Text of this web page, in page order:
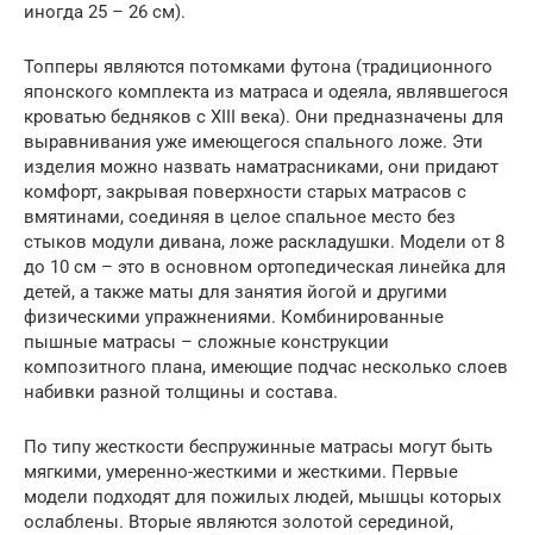
иногда 25 – 26 см).
Топперы являются потомками футона (традиционного
японского комплекта из матраса и одеяла, являвшегося
кроватью бедняков с XIII века). Они предназначены для
выравнивания уже имеющегося спального ложе. Эти
изделия можно назвать наматрасниками, они придают
комфорт, закрывая поверхности старых матрасов с
вмятинами, соединяя в целое спальное место без
стыков модули дивана, ложе раскладушки. Модели от 8
до 10 см – это в основном ортопедическая линейка для
детей, а также маты для занятия йогой и другими
физическими упражнениями. Комбинированные
пышные матрасы – сложные конструкции
композитного плана, имеющие подчас несколько слоев
набивки разной толщины и состава.
По типу жесткости беспружинные матрасы могут быть
мягкими, умеренно-жесткими и жесткими. Первые
модели подходят для пожилых людей, мышцы которых
ослаблены. Вторые являются золотой серединой,